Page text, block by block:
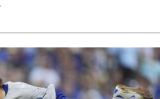
6局上孟西挨巨人投手頭部觸